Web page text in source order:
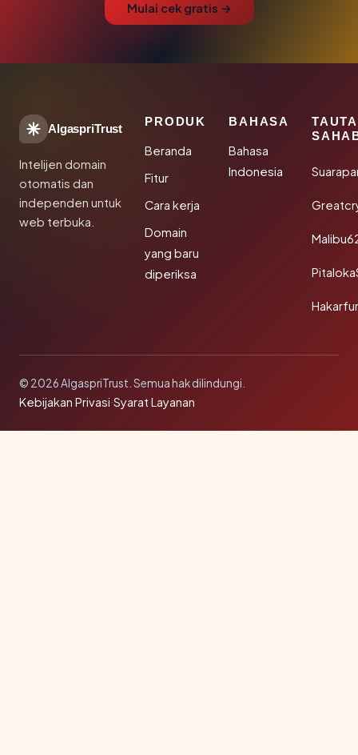
Mulai cek gratis →
AlgaspriTrust
Intelijen domain
otomatis dan
independen untuk
web terbuka.
PRODUK
Beranda
Fitur
Cara kerja
Domain
yang baru
diperiksa
BAHASA
Bahasa
Indonesia
© 2026 AlgaspriTrust. Semua hak dilindungi.
Kebijakan Privasi·Syarat Layanan